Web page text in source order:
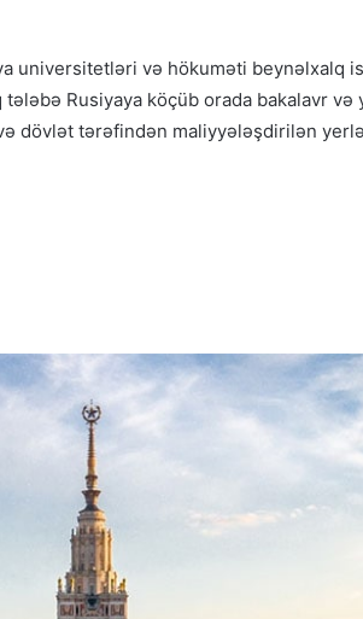
universitetləri və hökuməti beynəlxalq
Rusiyaya köçüb orada bakalavr
dövlət tərəfindən maliyyələşdirilən